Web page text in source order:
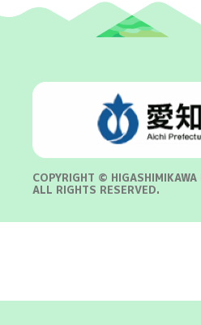
COPYRIGHT © HIGASHIMIKAWA
ALL RIGHTS RESERVED.